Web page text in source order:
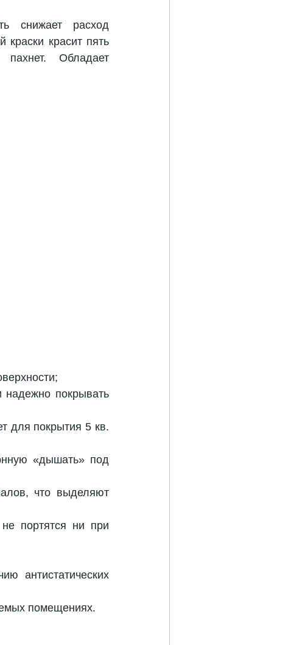
снижает расход
краски красит пять
Обладает
надежно покрывать
для покрытия 5 кв.
«дышать» под
что выделяют
портятся ни при
антистатических
помещениях.